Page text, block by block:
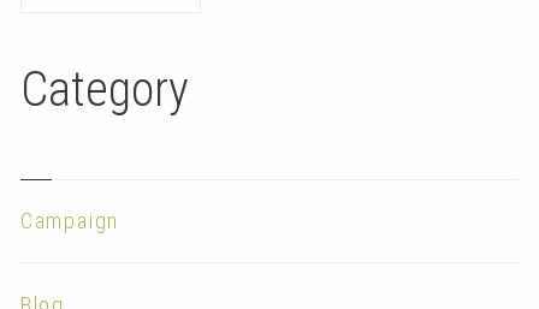
Category
Campaign